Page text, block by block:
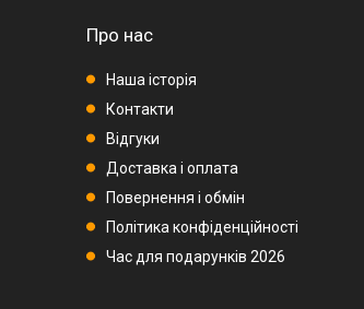
Про нас
Наша історія
Контакти
Відгуки
Доставка і оплата
Повернення і обмін
Політика конфіденційності
Час для подарунків 2026